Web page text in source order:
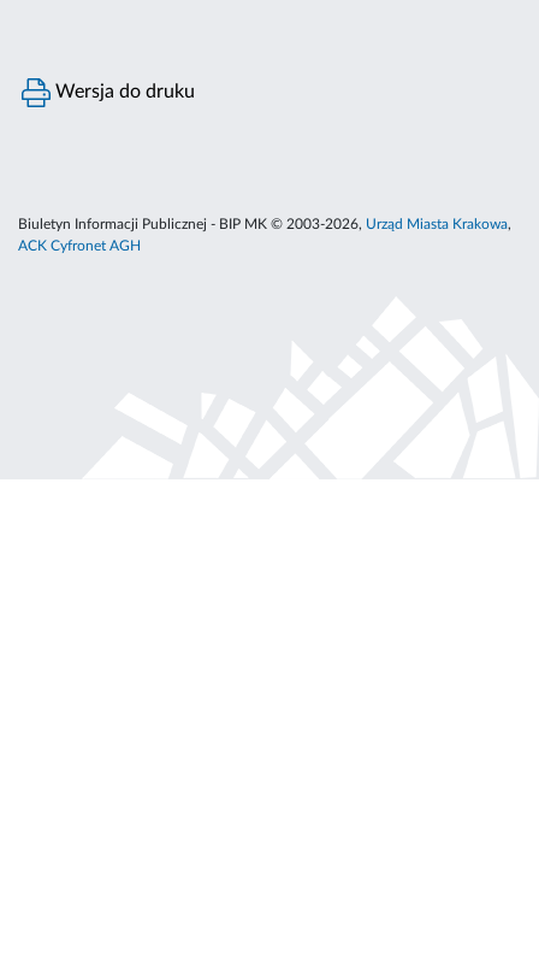
Wersja do druku
Biuletyn Informacji Publicznej - BIP MK © 2003-2026, Urząd Miasta Krakowa,
ACK Cyfronet AGH